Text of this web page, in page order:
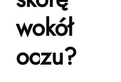
wokół
oczu?